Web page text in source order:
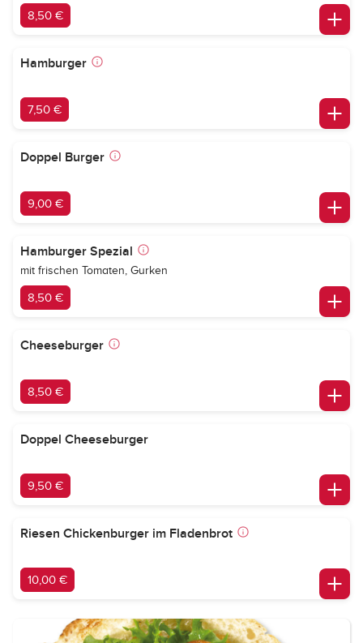
8,50 €
Hamburger
7,50 €
Doppel Burger
9,00 €
Hamburger Spezial
mit frischen Tomaten, Gurken
8,50 €
Cheeseburger
8,50 €
Doppel Cheeseburger
9,50 €
Riesen Chickenburger im Fladenbrot
10,00 €